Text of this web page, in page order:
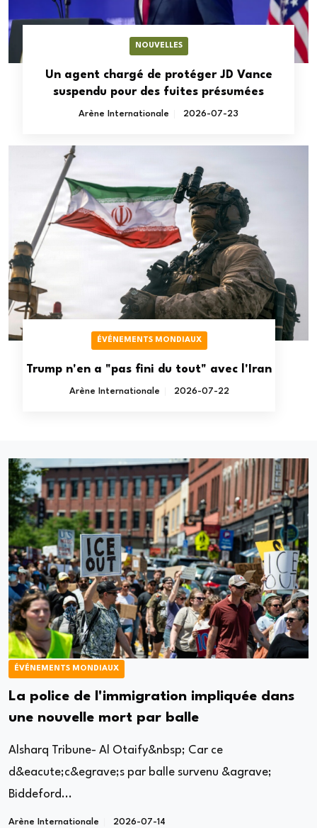
NOUVELLES
Un agent chargé de protéger JD Vance
suspendu pour des fuites présumées
Arène Internationale 2026-07-23
ÉVÉNEMENTS MONDIAUX
Trump n'en a "pas fini du tout" avec l'Iran
Arène Internationale 2026-07-22
ÉVÉNEMENTS MONDIAUX
La police de l'immigration impliquée dans
une nouvelle mort par balle
Alsharq Tribune- Al Otaify&nbsp; Car ce
d&eacute;c&egrave;s par balle survenu &agrave;
Biddeford...
Arène Internationale 2026-07-14